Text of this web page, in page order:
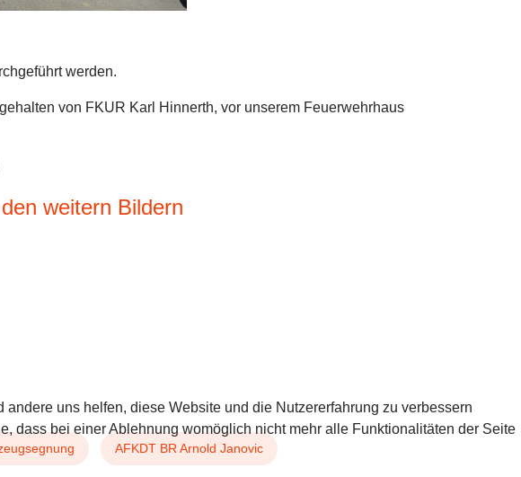
werden.
von FKUR Karl Hinnerth, vor unserem Feuerwehrhaus
weitern Bildern
AFKDT BR Arnold Janovic
uns helfen, diese Website und die Nutzererfahrung zu verbessern
dass bei einer Ablehnung womöglich nicht mehr alle Funktionalitäten der Seite